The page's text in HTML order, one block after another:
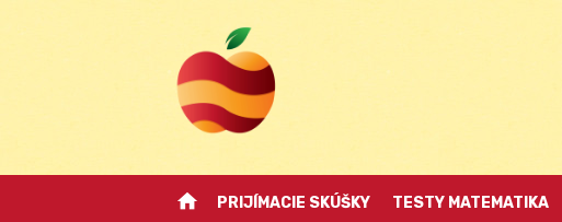
home PRIJÍMACIE SKÚŠKY TESTY MATEMATIKA